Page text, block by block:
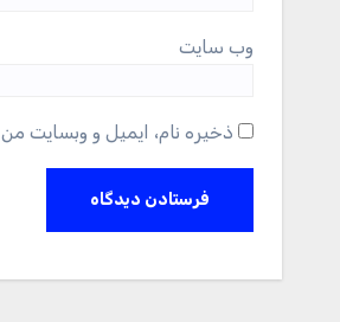
وب‌ سایت
ذخیره نام، ایمیل و وبسایت